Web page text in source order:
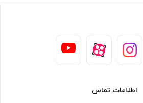
اطلاعات تماس